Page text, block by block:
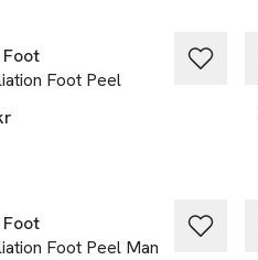
Foot
Foot Peel
Foot
Foot Peel Man